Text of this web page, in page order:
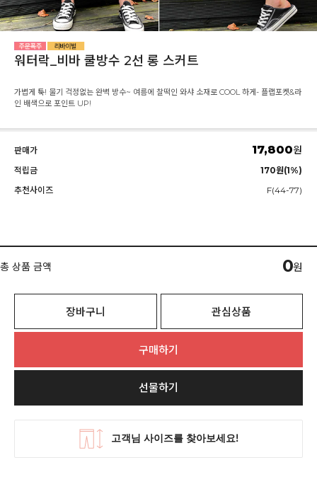
워터락_비바 쿨방수 2선 롱 스커트
가볍게 툭! 물기 걱정없는 완벽 방수~ 여름에 찰떡인 와샤 소재로 COOL 하게- 플랩포켓&라
인 배색으로 포인트 UP!
판매가 17,800원
적립금
170원(1%)
추천사이즈
F(44-77)
총 상품 금액 0원
장바구니 관심상품
구매하기
선물하기